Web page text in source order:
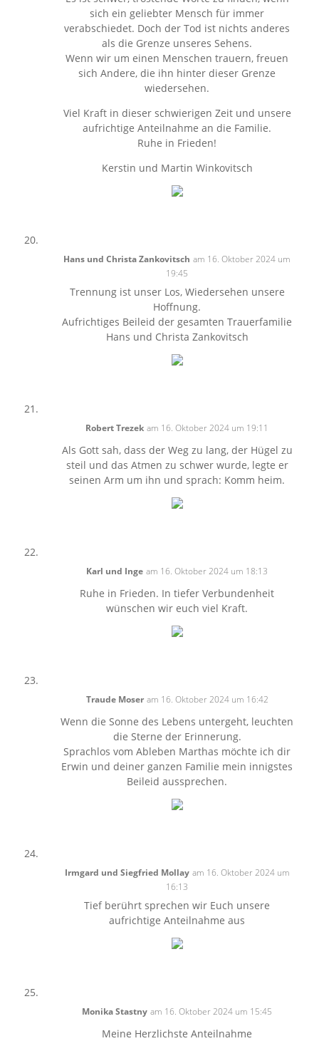
sich ein geliebter Mensch für immer
verabschiedet. Doch der Tod ist nichts anderes
als die Grenze unseres Sehens.
Wenn wir um einen Menschen trauern, freuen
sich Andere, die ihn hinter dieser Grenze
wiedersehen.
Viel Kraft in dieser schwierigen Zeit und unsere
aufrichtige Anteilnahme an die Familie.
Ruhe in Frieden!
Kerstin und Martin Winkovitsch
Hans und Christa Zankovitsch am 16. Oktober 2024 um
19:45
Trennung ist unser Los, Wiedersehen unsere
Hoffnung.
Aufrichtiges Beileid der gesamten Trauerfamilie
Hans und Christa Zankovitsch
Robert Trezek am 16. Oktober 2024 um 19:11
Als Gott sah, dass der Weg zu lang, der Hügel zu
steil und das Atmen zu schwer wurde, legte er
seinen Arm um ihn und sprach: Komm heim.
Karl und Inge am 16. Oktober 2024 um 18:13
Ruhe in Frieden. In tiefer Verbundenheit
wünschen wir euch viel Kraft.
Traude Moser am 16. Oktober 2024 um 16:42
Wenn die Sonne des Lebens untergeht, leuchten
die Sterne der Erinnerung.
Sprachlos vom Ableben Marthas möchte ich dir
Erwin und deiner ganzen Familie mein innigstes
Beileid aussprechen.
Irmgard und Siegfried Mollay am 16. Oktober 2024 um
16:13
Tief berührt sprechen wir Euch unsere
aufrichtige Anteilnahme aus
Monika Stastny am 16. Oktober 2024 um 15:45
Meine Herzlichste Anteilnahme